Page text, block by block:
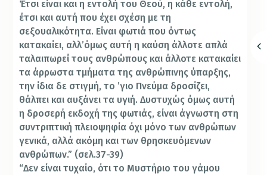
Έτσι είναι και η εντολή του Θεού, η κάθε εντολή,
έτσι και αυτή που έχει σχέση με τη
σεξουαλικότητα. Είναι φωτιά που όντως
κατακαίει, αλλ’όμως αυτή η καύση άλλοτε απλά
ταλαιπωρεί τους ανθρώπους και άλλοτε κατακαίει
τα άρρωστα τμήματα της ανθρώπινης ύπαρξης,
την ίδια δε στιγμή, το ’γιο Πνεύμα δροσίζει,
θάλπει και αυξάνει τα υγιή. Δυστυχώς όμως αυτή
η δροσερή εκδοχή της φωτιάς, είναι άγνωστη στη
συντριπτική πλειοψηφία όχι μόνο των ανθρώπων
γενικά, αλλά ακόμη και των θρησκευόμενων
ανθρώπων.” (σελ.37-39)
“Δεν είναι τυχαίο, ότι το Μυστήριο του γάμου